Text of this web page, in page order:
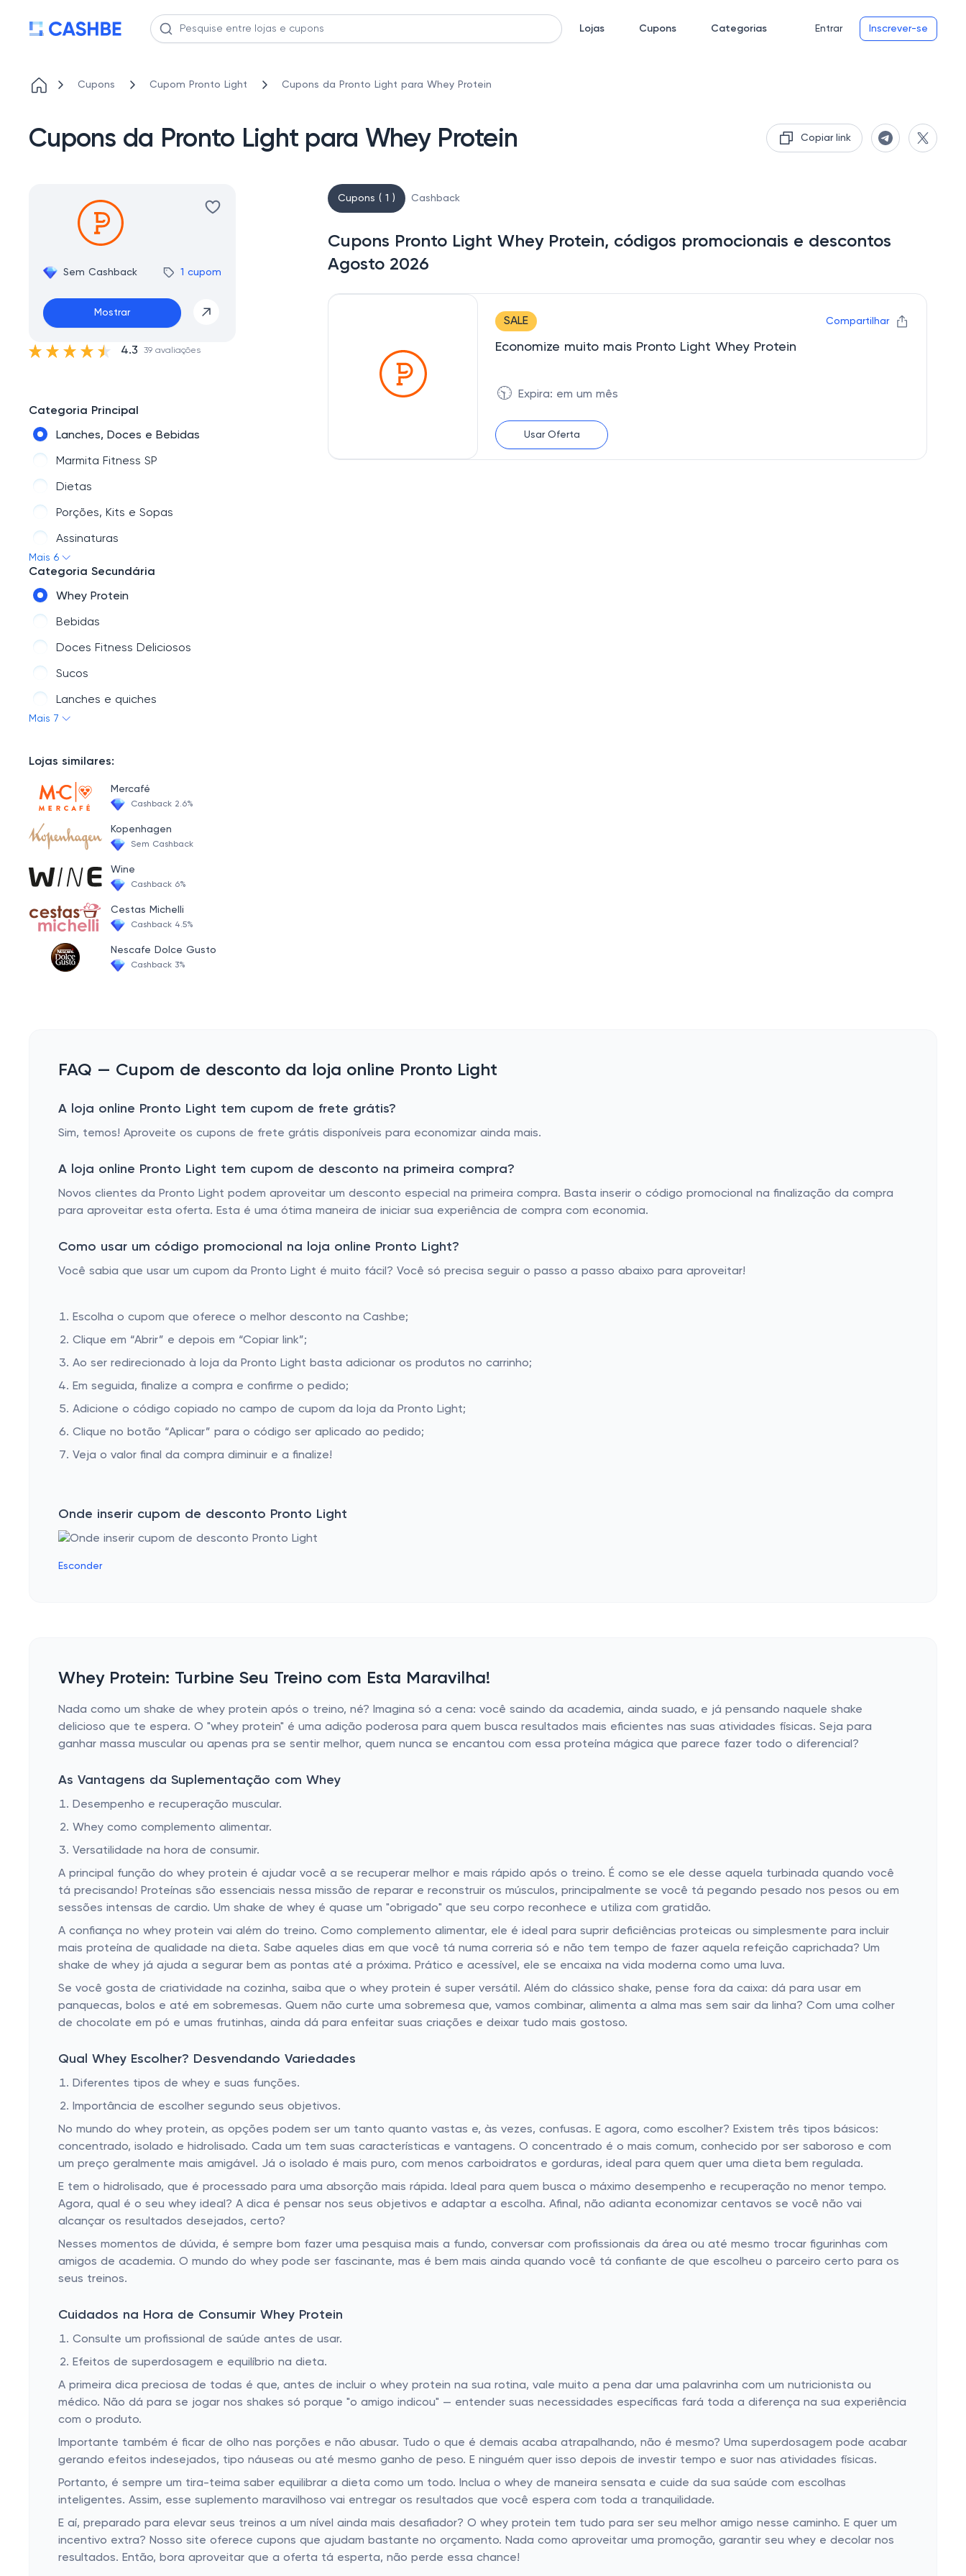
Lojas Cupons Categorias Entrar Inscrever-se
Cupons Cupom Pronto Light Cupons da Pronto Light para Whey Protein
Cupons da Pronto Light para Whey Protein Copiar link
Sem Cashback 1 cupom
Mostrar
4.3 39 avaliações
Categoria Principal
Lanches, Doces e Bebidas
Marmita Fitness SP
Dietas
Porções, Kits e Sopas
Assinaturas
Outras Marcas
Mais 6
Categoria Secundária
Whey Protein
Bebidas
Doces Fitness Deliciosos
Sucos
Lanches e quiches
Mais 7
Lojas similares:
Mercafé
Cashback 2.6%
Kopenhagen
Sem Cashback
Wine
Cashback 6%
Cestas Michelli
Cashback 4.5%
Nescafe Dolce Gusto
Cashback 3%
Cupons ( 1 ) Cashback
Cupons Pronto Light Whey Protein, códigos promocionais e descontos
Agosto 2026
SALE Compartilhar
Economize muito mais Pronto Light Whey Protein
🕥 Expira: em um mês
Usar Oferta
FAQ — Cupom de desconto da loja online Pronto Light
A loja online Pronto Light tem cupom de frete grátis?
Sim, temos! Aproveite os cupons de frete grátis disponíveis para economizar ainda mais.
A loja online Pronto Light tem cupom de desconto na primeira compra?
Novos clientes da Pronto Light podem aproveitar um desconto especial na primeira compra. Basta inserir o código promocional na finalização da compra
para aproveitar esta oferta. Esta é uma ótima maneira de iniciar sua experiência de compra com economia.
Como usar um código promocional na loja online Pronto Light?
Você sabia que usar um cupom da Pronto Light é muito fácil? Você só precisa seguir o passo a passo abaixo para aproveitar!
Escolha o cupom que oferece o melhor desconto na Cashbe;
Clique em “Abrir” e depois em “Copiar link”;
Ao ser redirecionado à loja da Pronto Light basta adicionar os produtos no carrinho;
Em seguida, finalize a compra e confirme o pedido;
Adicione o código copiado no campo de cupom da loja da Pronto Light;
Clique no botão “Aplicar” para o código ser aplicado ao pedido;
Veja o valor final da compra diminuir e a finalize!
Onde inserir cupom de desconto Pronto Light
Esconder
Whey Protein: Turbine Seu Treino com Esta Maravilha!
Nada como um shake de whey protein após o treino, né? Imagina só a cena: você saindo da academia, ainda suado, e já pensando naquele shake
delicioso que te espera. O "whey protein" é uma adição poderosa para quem busca resultados mais eficientes nas suas atividades físicas. Seja para
ganhar massa muscular ou apenas pra se sentir melhor, quem nunca se encantou com essa proteína mágica que parece fazer todo o diferencial?
As Vantagens da Suplementação com Whey
Desempenho e recuperação muscular.
Whey como complemento alimentar.
Versatilidade na hora de consumir.
A principal função do whey protein é ajudar você a se recuperar melhor e mais rápido após o treino. É como se ele desse aquela turbinada quando você
tá precisando! Proteínas são essenciais nessa missão de reparar e reconstruir os músculos, principalmente se você tá pegando pesado nos pesos ou em
sessões intensas de cardio. Um shake de whey é quase um "obrigado" que seu corpo reconhece e utiliza com gratidão.
A confiança no whey protein vai além do treino. Como complemento alimentar, ele é ideal para suprir deficiências proteicas ou simplesmente para incluir
mais proteína de qualidade na dieta. Sabe aqueles dias em que você tá numa correria só e não tem tempo de fazer aquela refeição caprichada? Um
shake de whey já ajuda a segurar bem as pontas até a próxima. Prático e acessível, ele se encaixa na vida moderna como uma luva.
Se você gosta de criatividade na cozinha, saiba que o whey protein é super versátil. Além do clássico shake, pense fora da caixa: dá para usar em
panquecas, bolos e até em sobremesas. Quem não curte uma sobremesa que, vamos combinar, alimenta a alma mas sem sair da linha? Com uma colher
de chocolate em pó e umas frutinhas, ainda dá para enfeitar suas criações e deixar tudo mais gostoso.
Qual Whey Escolher? Desvendando Variedades
Diferentes tipos de whey e suas funções.
Importância de escolher segundo seus objetivos.
No mundo do whey protein, as opções podem ser um tanto quanto vastas e, às vezes, confusas. E agora, como escolher? Existem três tipos básicos:
concentrado, isolado e hidrolisado. Cada um tem suas características e vantagens. O concentrado é o mais comum, conhecido por ser saboroso e com
um preço geralmente mais amigável. Já o isolado é mais puro, com menos carboidratos e gorduras, ideal para quem quer uma dieta bem regulada.
E tem o hidrolisado, que é processado para uma absorção mais rápida. Ideal para quem busca o máximo desempenho e recuperação no menor tempo.
Agora, qual é o seu whey ideal? A dica é pensar nos seus objetivos e adaptar a escolha. Afinal, não adianta economizar centavos se você não vai
alcançar os resultados desejados, certo?
Nesses momentos de dúvida, é sempre bom fazer uma pesquisa mais a fundo, conversar com profissionais da área ou até mesmo trocar figurinhas com
amigos de academia. O mundo do whey pode ser fascinante, mas é bem mais ainda quando você tá confiante de que escolheu o parceiro certo para os
seus treinos.
Cuidados na Hora de Consumir Whey Protein
Consulte um profissional de saúde antes de usar.
Efeitos de superdosagem e equilíbrio na dieta.
A primeira dica preciosa de todas é que, antes de incluir o whey protein na sua rotina, vale muito a pena dar uma palavrinha com um nutricionista ou
médico. Não dá para se jogar nos shakes só porque "o amigo indicou" — entender suas necessidades específicas fará toda a diferença na sua experiência
com o produto.
Importante também é ficar de olho nas porções e não abusar. Tudo o que é demais acaba atrapalhando, não é mesmo? Uma superdosagem pode acabar
gerando efeitos indesejados, tipo náuseas ou até mesmo ganho de peso. E ninguém quer isso depois de investir tempo e suor nas atividades físicas.
Portanto, é sempre um tira-teima saber equilibrar a dieta como um todo. Inclua o whey de maneira sensata e cuide da sua saúde com escolhas
inteligentes. Assim, esse suplemento maravilhoso vai entregar os resultados que você espera com toda a tranquilidade.
E aí, preparado para elevar seus treinos a um nível ainda mais desafiador? O whey protein tem tudo para ser seu melhor amigo nesse caminho. E quer um
incentivo extra? Nosso site oferece cupons que ajudam bastante no orçamento. Nada como aproveitar uma promoção, garantir seu whey e decolar nos
resultados. Então, bora aproveitar que a oferta tá esperta, não perde essa chance!